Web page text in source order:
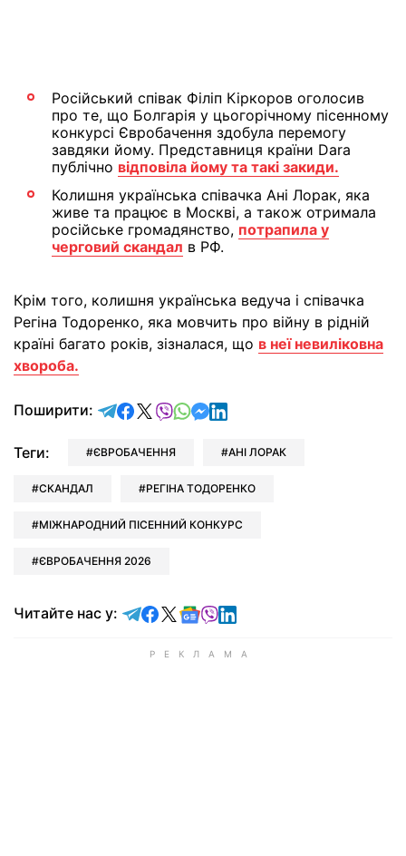
Російський співак Філіп Кіркоров оголосив
про те, що Болгарія у цьогорічному пісенному
конкурсі Євробачення здобула перемогу
завдяки йому. Представниця країни Dara
публічно відповіла йому та такі закиди.
Колишня українська співачка Ані Лорак, яка
живе та працює в Москві, а також отримала
російське громадянство, потрапила у
черговий скандал в РФ.
Крім того, колишня українська ведуча і співачка
Регіна Тодоренко, яка мовчить про війну в рідній
країні багато років, зізналася, що в неї невиліковна
хвороба.
Поширити: відправити у Telegram
поділитись у Facebook
поділитись у X
відправити у Viber
відправити у Whatsapp
відправити у Messenger
відправити у LinkedIn
Теги: ЄВРОБАЧЕННЯ АНІ ЛОРАК
СКАНДАЛ РЕГІНА ТОДОРЕНКО
МІЖНАРОДНИЙ ПІСЕННИЙ КОНКУРС
ЄВРОБАЧЕННЯ 2026
Читайте нас у: Читайте у Telegram
Читайте у Facebook
Читайте у X
Читайте у Google news
Читайте у Viber
Читайте у LinkedIn